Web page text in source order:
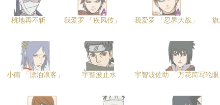
桃地再不斩 我爱罗 「疾风传」 我爱罗 「忍界大战」
小南 「漂泊浪客」 宇智波止水 宇智波佐助 「万花筒写轮